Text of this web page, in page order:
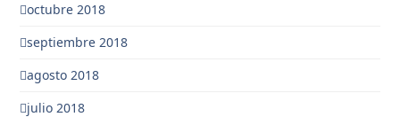
octubre 2018
septiembre 2018
agosto 2018
julio 2018